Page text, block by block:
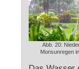
Abb. 20:
Monsunregen